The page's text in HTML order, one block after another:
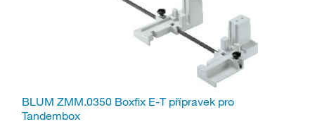
BLUM ZMM.0350 Boxfix E-T přípravek pro
Tandembox